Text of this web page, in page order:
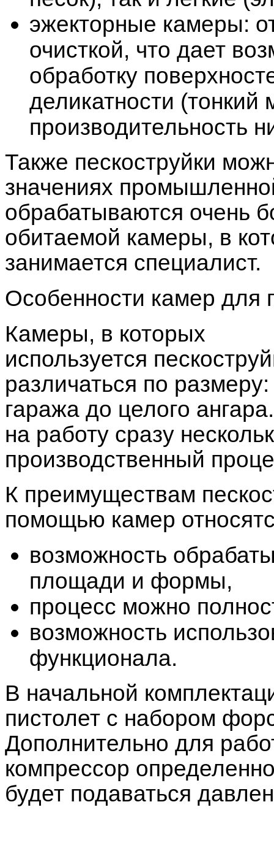
эжекторные камеры:
очисткой, что дает
обработку
деликатности
производительность
Также пескоструйки
значениях
обрабатываются очень
обитаемой камеры, в
занимается специалист.
Особенности камер для
Камеры, в которых
используется
различаться по
гаража до целого
на работу сразу
производственный
К преимуществам
помощью камер
возможность
площади и формы,
процесс можно
возможность
функционала.
В начальной
пистолет с набором
Дополнительно для
компрессор
будет подаваться